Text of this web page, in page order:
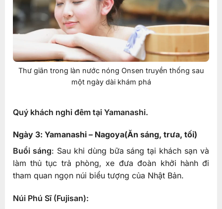
Thư giãn trong làn nước nóng Onsen truyền thống sau
một ngày dài khám phá
Quý khách nghỉ đêm tại Yamanashi.
Ngày 3: Yamanashi – Nagoya(Ăn sáng, trưa, tối)
Buổi sáng: Sau khi dùng bữa sáng tại khách sạn và
làm thủ tục trả phòng, xe đưa đoàn khởi hành đi
tham quan ngọn núi biểu tượng của Nhật Bản.
Núi Phú Sĩ (Fujisan):